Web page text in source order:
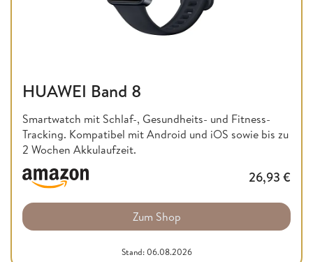
HUAWEI Band 8
Smartwatch mit Schlaf-, Gesundheits- und Fitness-
Tracking. Kompatibel mit Android und iOS sowie bis zu
2 Wochen Akkulaufzeit.
26,93 €
Zum Shop
Stand: 06.08.2026